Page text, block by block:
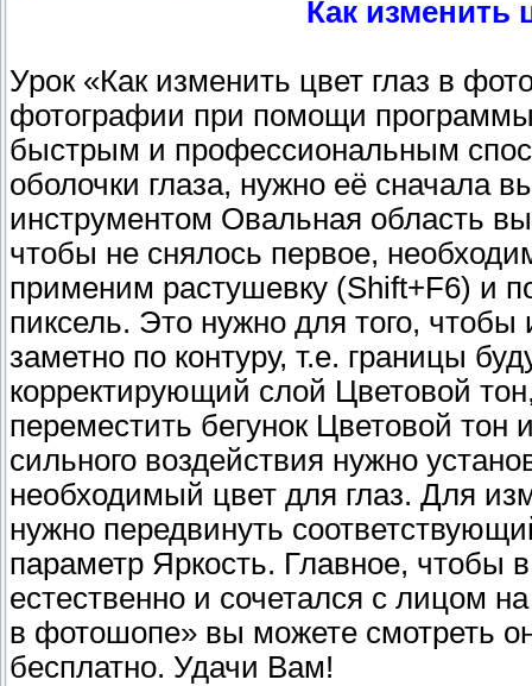
Как изменить
Урок «Как изменить цвет глаз в
фотографии при помощи программы
быстрым и профессиональным
оболочки глаза, нужно её сначала
инструментом Овальная область
чтобы не снялось первое,
применим растушевку (Shift+F6) и
пиксель. Это нужно для того,
заметно по контуру, т.е. границы
корректирующий слой Цветовой
переместить бегунок Цветовой
сильного воздействия нужно
необходимый цвет для глаз. Для
нужно передвинуть
параметр Яркость. Главное, чтобы
естественно и сочетался с лицом
в фотошопе» вы можете смотреть
бесплатно. Удачи Вам!